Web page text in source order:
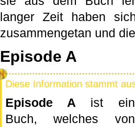
langer Zeit haben
zusammengetan und
Episode A
Diese Information stammt
Episode A ist ein
Buch, welches von